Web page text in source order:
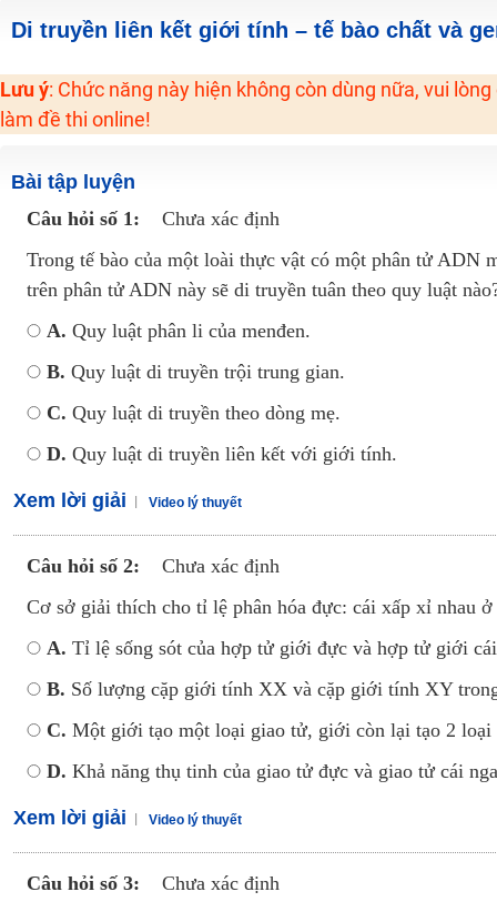
2K6! Lộ Trình Sun 2024 - Ba bước luyện thi TN THPT - ĐH ít nhất 25 điểm
Khuyến Mãi Khoá Học 1K Chỉ Từ 11-13/09/2024
Đồng giá khóa học 499K - 399K (13/11-15/11)
Khai giảng khóa Ngữ văn 7 - xây nền vững chắc cho tương lai!
Luyện thi vào lớp 10 môn Toán, Văn, Hóa, Anh, Lý với giáo viên giỏi và nổi
Di truyền liên kết giới tính – tế bào chất và
Lưu ý: Chức năng này hiện không còn dùng nữa, vui
làm đề thi online!
Bài tập luyện
Câu hỏi số 1:
Chưa xác định
Trong tế bào của một loài thực vật có một phân tử ADN
trên phân tử ADN này sẽ di truyền tuân theo quy luật
A. Quy luật phân li của menđen.
B. Quy luật di truyền trội trung gian.
C. Quy luật di truyền theo dòng mẹ.
D. Quy luật di truyền liên kết với giới tính.
Xem lời giải Video lý thuyết
Câu hỏi số 2:
Chưa xác định
Cơ sở giải thích cho tỉ lệ phân hóa đực: cái xấp xỉ nhau
A. Tỉ lệ sống sót của hợp tử giới đực và hợp tử giới
B. Số lượng cặp giới tính XX và cặp giới tính XY
C. Một giới tạo một loại giao tử, giới còn lại tạo 2
D. Khả năng thụ tinh của giao tử đực và giao tử cái
Xem lời giải Video lý thuyết
Câu hỏi số 3:
Chưa xác định